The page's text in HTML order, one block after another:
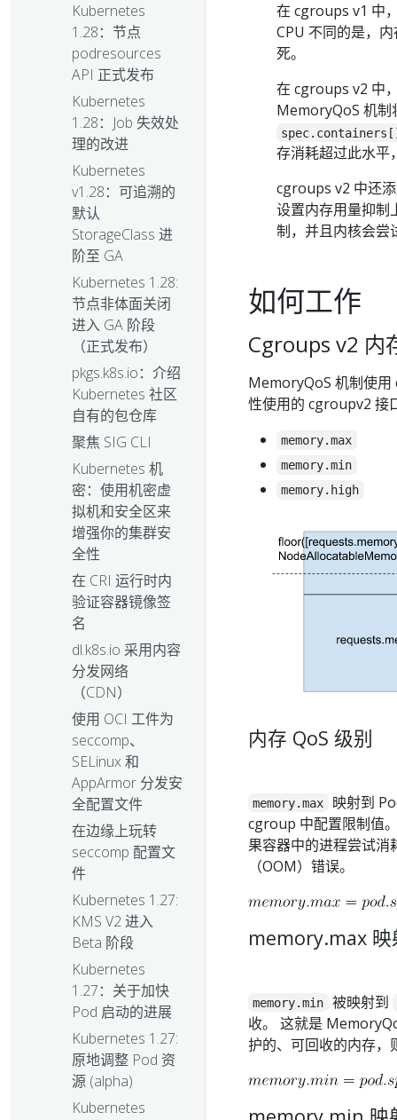
Kubernetes
1.28：节点
podresources
API 正式发布
Kubernetes
1.28：Job 失效处
理的改进
Kubernetes
v1.28：可追溯的
默认
StorageClass 进
阶至 GA
Kubernetes 1.28:
节点非体面关闭
进入 GA 阶段
（正式发布）
pkgs.k8s.io：介绍
Kubernetes 社区
自有的包仓库
聚焦 SIG CLI
Kubernetes 机
密：使用机密虚
拟机和安全区来
增强你的集群安
全性
在 CRI 运行时内
验证容器镜像签
名
dl.k8s.io 采用内容
分发网络
（CDN）
使用 OCI 工件为
seccomp、
SELinux 和
AppArmor 分发安
全配置文件
在边缘上玩转
seccomp 配置文
件
Kubernetes 1.27:
KMS V2 进入
Beta 阶段
Kubernetes
1.27：关于加快
Pod 启动的进展
Kubernetes 1.27:
原地调整 Pod 资
源 (alpha)
Kubernetes
在 cgroups v1 中
CPU 不同的是，
死。
在 cgroups v2 中
MemoryQoS 机
存消耗超过此水平
cgroups v2 中还
设置内存用量抑
制，并且内核会尝
如何工作
Cgroups v2 内
MemoryQoS 机制使
性使用的 cgroupv2 接
memory.max
memory.min
memory.high
内存 QoS 级别
memory.max
映射到
cgroup 中配置限制值
果容器中的进程尝试
（OOM）错误。
memory.max
memory.min
被映射到
收。 这就是
护的、可回收的内存，